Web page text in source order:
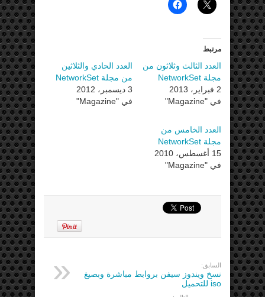
مرتبط
العدد الثالث وثلاثون من
مجلة NetworkSet
2 فبراير، 2013
في "Magazine"
العدد الحادي والثلاثين
من مجلة NetworkSet
3 ديسمبر، 2012
في "Magazine"
العدد الخامس من
مجلة NetworkSet
15 أغسطس، 2010
في "Magazine"
السابق:
نسخ ويندوز سيفن بروابط مباشرة وبصيغ
iso للتحميل